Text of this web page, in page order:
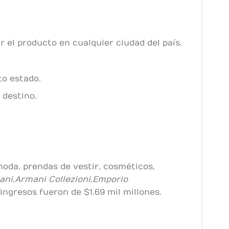
producto en cualquier ciudad del país.
estado.
destino.
prendas de vestir, cosméticos,
,Armani Collezioni,Emporio
fueron de $1.69 mil millones.